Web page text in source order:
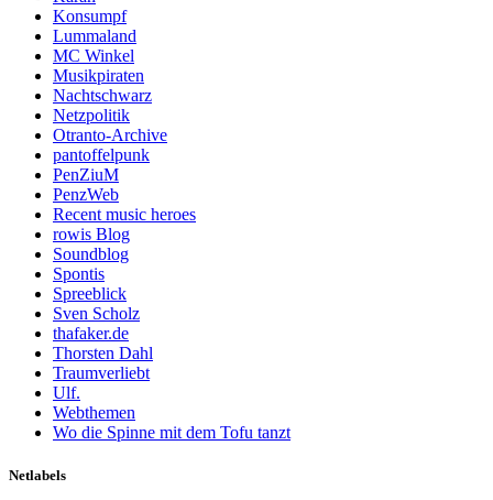
Konsumpf
Lummaland
MC Winkel
Musikpiraten
Nachtschwarz
Netzpolitik
Otranto-Archive
pantoffelpunk
PenZiuM
PenzWeb
Recent music heroes
rowis Blog
Soundblog
Spontis
Spreeblick
Sven Scholz
thafaker.de
Thorsten Dahl
Traumverliebt
Ulf.
Webthemen
Wo die Spinne mit dem Tofu tanzt
Netlabels